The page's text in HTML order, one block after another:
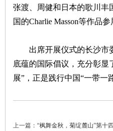
张渡、周健和日本的歌川丰
国的Charlie Masson等作品参
出席开展仪式的长沙市委
底蕴的国际倡议，充分彰
展”，正是践行中国“一带一
上一篇： “枫舞金秋，菊绽麓山”第十